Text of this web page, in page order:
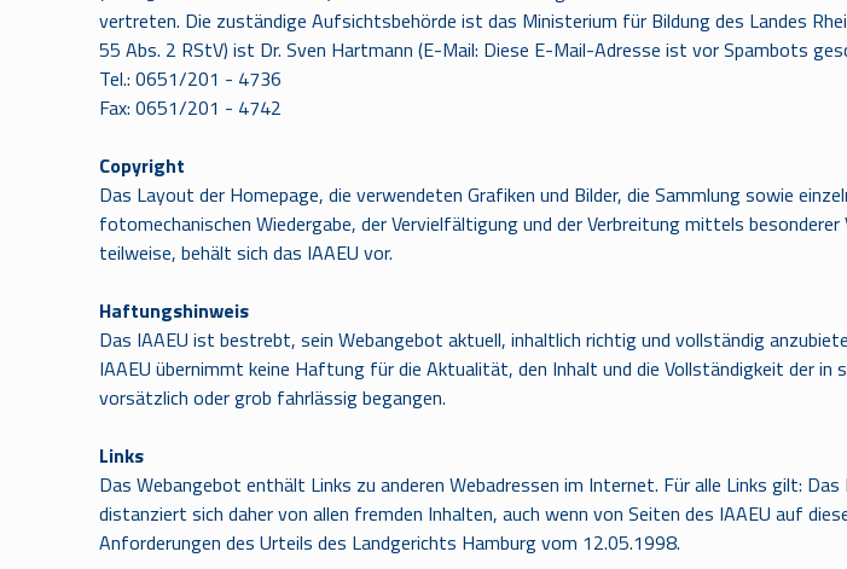
vertreten. Die zuständige Aufsichtsbehörde ist das Ministerium für Bildung des Landes
55 Abs. 2 RStV) ist Dr. Sven Hartmann (E-Mail: Diese E-Mail-Adresse ist vor Spambots
Tel.: 0651/201 - 4736
Fax: 0651/201 - 4742
Copyright
Das Layout der Homepage, die verwendeten Grafiken und Bilder, die Sammlung sowie
fotomechanischen Wiedergabe, der Vervielfältigung und der Verbreitung mittels
teilweise, behält sich das IAAEU vor.
Haftungshinweis
Das IAAEU ist bestrebt, sein Webangebot aktuell, inhaltlich richtig und vollständig
IAAEU übernimmt keine Haftung für die Aktualität, den Inhalt und die Vollständigkeit der
vorsätzlich oder grob fahrlässig begangen.
Links
Das Webangebot enthält Links zu anderen Webadressen im Internet. Für alle Links gilt:
distanziert sich daher von allen fremden Inhalten, auch wenn von Seiten des IAAEU auf
Anforderungen des Urteils des Landgerichts Hamburg vom 12.05.1998.